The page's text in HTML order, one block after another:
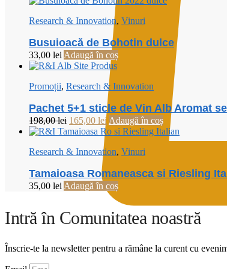
Research & Innovation, Vinuri
Busuioacă de Bohotin dulce
33,00 lei Adaugă în coș
Promoții, Research & Innovation
Pachet 5+1 sticle de Vin Alb Aromat
198,00lei Prețul
inițial
fost:
198,00 lei.
165,00 lei Prețul
curent
165,00 lei.
Adaugă în coș
Research & Innovation, Vinuri
Tamaioasa Romaneasca si Riesling
35,00 lei Adaugă în coș
Intră în Comunitatea noastră
Înscrie-te la newsletter pentru a rămâne la curent cu